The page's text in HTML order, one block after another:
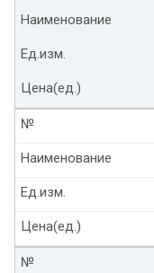
Наименование
Ед.изм.
Цена(ед.)
№
Наименование
Ед.изм.
Цена(ед.)
№